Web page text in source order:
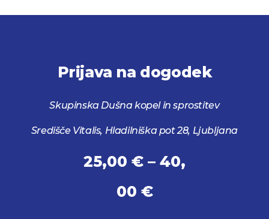
Prijava na dogodek
Skupinska Dušna kopel in sprostitev
Središče Vitalis, Hladilniška pot 28, Ljubljana
25,00 € – 40,
00 €Cenovni